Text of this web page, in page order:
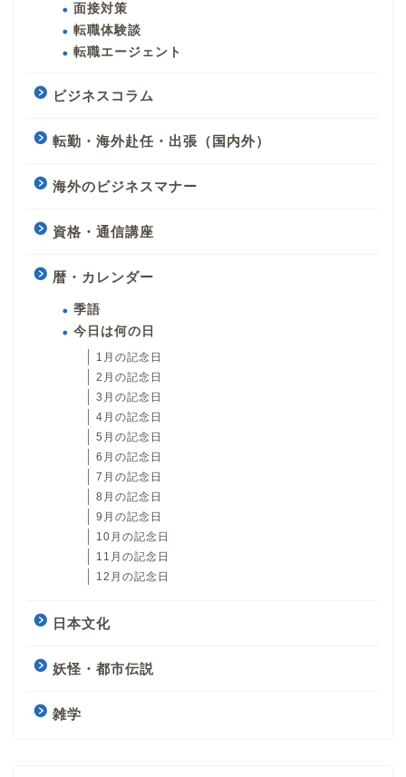
面接対策
転職体験談
転職エージェント
ビジネスコラム
転勤・海外赴任・出張（国内外）
海外のビジネスマナー
資格・通信講座
暦・カレンダー
季語
今日は何の日
1月の記念日
2月の記念日
3月の記念日
4月の記念日
5月の記念日
6月の記念日
7月の記念日
8月の記念日
9月の記念日
10月の記念日
11月の記念日
12月の記念日
日本文化
妖怪・都市伝説
雑学